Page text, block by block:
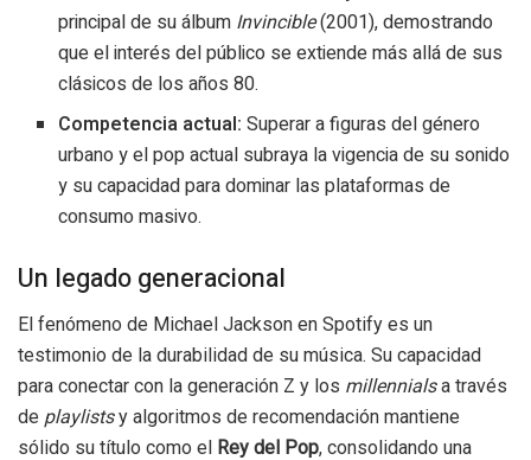
principal de su álbum Invincible(2001), demostrando
que el interés del público se extiende más allá de sus
clásicos de los años 80.
Competencia actual: Superar a figuras del género
urbano y el pop actual subraya la vigencia de su sonido
y su capacidad para dominar las plataformas de
consumo masivo.
Un legado generacional
El fenómeno de Michael Jackson en Spotify es un
testimonio de la durabilidad de su música. Su capacidad
para conectar con la generación Z y los millennialsa través
de playlistsy algoritmos de recomendación mantiene
sólido su título como el Rey del Pop, consolidando una